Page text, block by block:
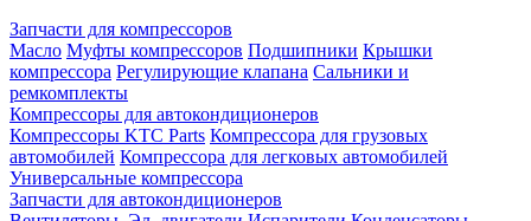
Запчасти для компрессоров
Масло Муфты компрессоров Подшипники Крышки
компрессора Регулирующие клапана Сальники и
ремкомплекты
Компрессоры для автокондиционеров
Компрессоры KTC Parts Компрессора для грузовых
автомобилей Компрессора для легковых автомобилей
Универсальные компрессора
Запчасти для автокондиционеров